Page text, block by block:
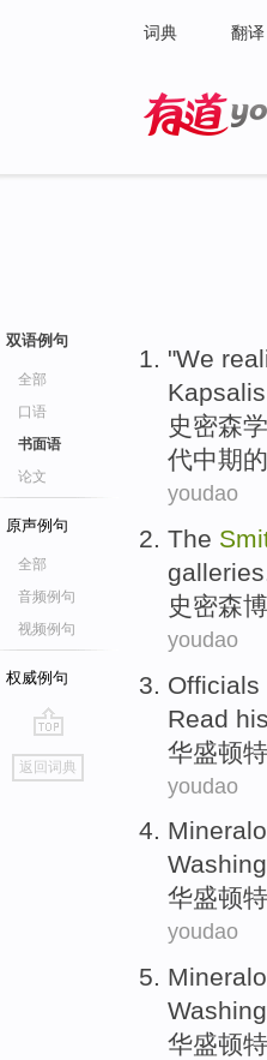
词典 翻译
双语例句
全部
口语
书面语
论文
原声例句
全部
音频例句
视频例句
权威例句
go
top
返回词典
"We
Kapsalis
史密森
代中期
youdao
The
galleries
史密森
youdao
Officials
Read his
华盛顿
youdao
华盛顿
youdao
华盛顿